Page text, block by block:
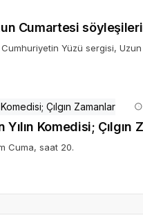
Cumartesi
Cumhuriyetin Yüzü sergisi,
Komedisi; Çılgın
Cuma, saat 20.